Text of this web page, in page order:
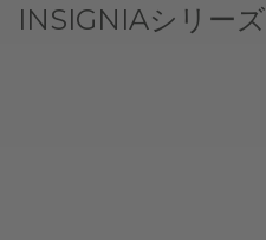
INSIGNIAシリーズ